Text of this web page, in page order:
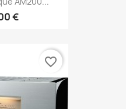
€
favorite_border